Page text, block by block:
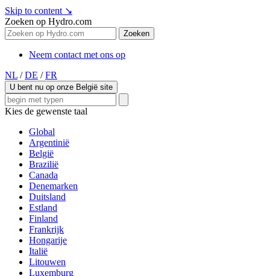
Skip to content ↘
Zoeken op Hydro.com
Zoeken
Neem contact met ons op
NL / DE / FR
U bent nu op onze België site
Kies de gewenste taal
Global
Argentinië
België
Brazilië
Canada
Denemarken
Duitsland
Estland
Finland
Frankrijk
Hongarije
Italië
Litouwen
Luxemburg